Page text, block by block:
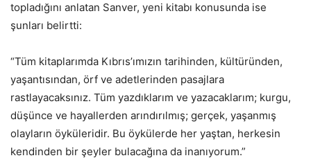
topladığını anlatan Sanver, yeni kitabı konusunda ise
şunları belirtti:
“Tüm kitaplarımda Kıbrıs’ımızın tarihinden, kültüründen,
yaşantısından, örf ve adetlerinden pasajlara
rastlayacaksınız. Tüm yazdıklarım ve yazacaklarım; kurgu,
düşünce ve hayallerden arındırılmış; gerçek, yaşanmış
olayların öyküleridir. Bu öykülerde her yaştan, herkesin
kendinden bir şeyler bulacağına da inanıyorum.”